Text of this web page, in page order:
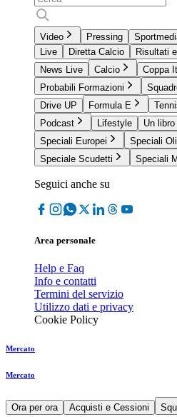
Video Pressing
Live
Diretta Calcio
Risultati
News Live
Calcio Coppa
Probabili Formazioni
Drive UP
Formula E
Podcast
Lifestyle
Un
Speciali Europei
Speciali
Speciale Scudetti
Speciali
Seguici anche su
Area personale
Help e Faq
Info e contatti
Termini del servizio
Utilizzo dati e privacy
Cookie Policy
Mercato
Mercato
Ora per ora Acquisti e Cessioni